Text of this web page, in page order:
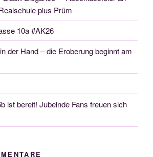
plus Prüm
10a #AK26
der Hand – die Eroberung beginnt am
ist bereit! Jubelnde Fans freuen sich